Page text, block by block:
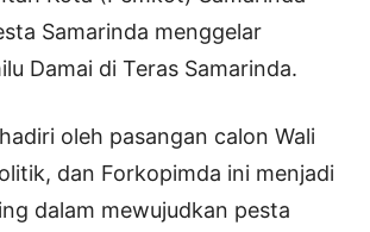
Samarinda menggelar
Damai di Teras Samarinda.
oleh pasangan calon Wali
dan Forkopimda ini menjadi
dalam mewujudkan pesta